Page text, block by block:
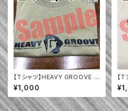
【Tシャツ】HEAVY GROOVE (2
003年)
¥1,000
【